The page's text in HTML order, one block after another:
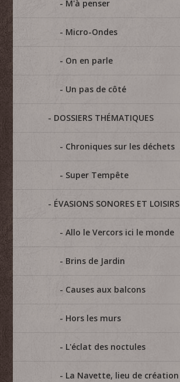
M'à penser
Micro-Ondes
On en parle
Un pas de côté
DOSSIERS THÉMATIQUES
Chroniques sur les déchets
Super Tempête
ÉVASIONS SONORES ET LOISIRS
Allo le Vercors ici le monde
Brins de Jardin
Causes aux balcons
Hors les murs
L'éclat des noctules
La Navette, lieu de création